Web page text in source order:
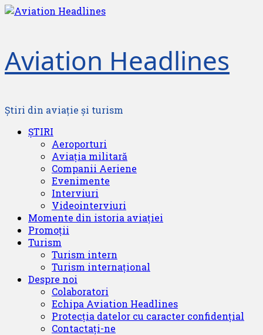
Skip
Aviation Headlines
Știri din aviație și turism
Primary
ȘTIRI
Aeroporturi
Aviația militară
Companii Aeriene
Evenimente
Interviuri
Videointerviuri
Momente din istoria aviației
Promoții
Turism
Turism intern
Turism internațional
Despre noi
Colaboratori
Echipa Aviation Headlines
Protecția datelor cu caracter confidențial
Contactați-ne